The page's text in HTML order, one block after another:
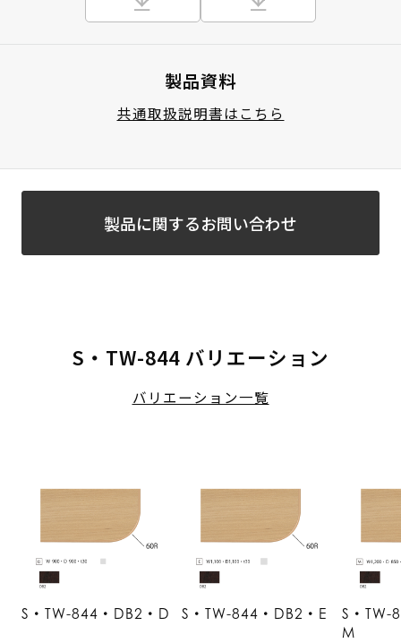
製品資料
共通取扱説明書はこちら
製品に関するお問い合わせ
S・TW-844 バリエーション
バリエーション一覧
S・TW-844・DB2・D S・TW-844・DB2・E
S・TW-
M